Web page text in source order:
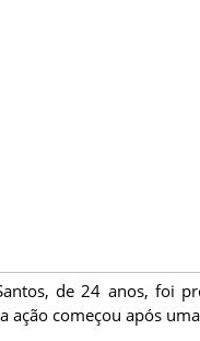
de 24 anos, foi
ação começou após